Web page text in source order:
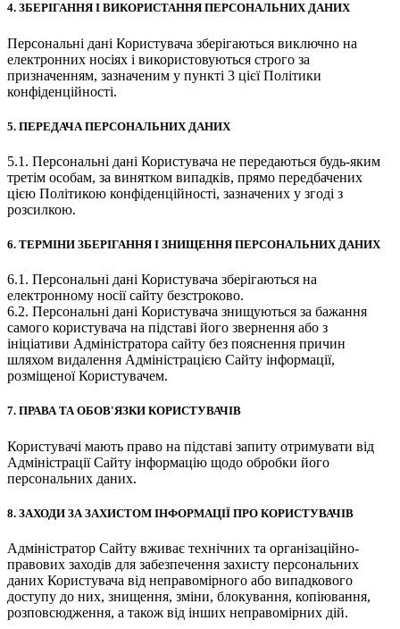
4. ЗБЕРІГАННЯ І ВИКОРИСТАННЯ ПЕРСОНАЛЬНИХ ДАНИХ
Персональні дані Користувача зберігаються виключно на
електронних носіях і використовуються строго за
призначенням, зазначеним у пункті 3 цієї Політики
конфіденційності.
5. ПЕРЕДАЧА ПЕРСОНАЛЬНИХ ДАНИХ
5.1. Персональні дані Користувача не передаються будь-яким
третім особам, за винятком випадків, прямо передбачених
цією Політикою конфіденційності, зазначених у згоді з
розсилкою.
6. ТЕРМІНИ ЗБЕРІГАННЯ І ЗНИЩЕННЯ ПЕРСОНАЛЬНИХ ДАНИХ
6.1. Персональні дані Користувача зберігаються на
електронному носії сайту безстроково.
6.2. Персональні дані Користувача знищуються за бажання
самого користувача на підставі його звернення або з
ініціативи Адміністратора сайту без пояснення причин
шляхом видалення Адміністрацією Сайту інформації,
розміщеної Користувачем.
7. ПРАВА ТА ОБОВ'ЯЗКИ КОРИСТУВАЧІВ
Користувачі мають право на підставі запиту отримувати від
Адміністрації Сайту інформацію щодо обробки його
персональних даних.
8. ЗАХОДИ ЗА ЗАХИСТОМ ІНФОРМАЦІЇ ПРО КОРИСТУВАЧІВ
Адміністратор Сайту вживає технічних та організаційно-
правових заходів для забезпечення захисту персональних
даних Користувача від неправомірного або випадкового
доступу до них, знищення, зміни, блокування, копіювання,
розповсюдження, а також від інших неправомірних дій.